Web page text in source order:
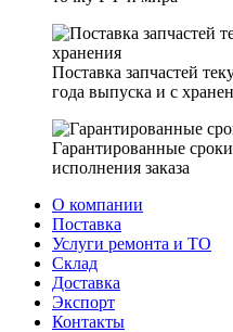
Поставка запчастей
года выпуска и с
Гарантированные сроки
исполнения заказа
О компании
Поставка
Услуги ремонта и ТО
Склад
Доставка
Экспорт
Контакты